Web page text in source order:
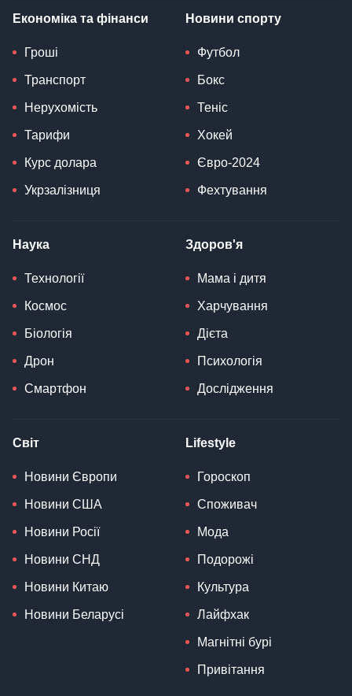
Економіка та фінанси
Гроші
Транспорт
Нерухомість
Тарифи
Курс долара
Укрзалізниця
Новини спорту
Футбол
Бокс
Теніс
Хокей
Євро-2024
Фехтування
Наука
Технології
Космос
Біологія
Дрон
Смартфон
Здоров'я
Мама і дитя
Харчування
Дієта
Психологія
Дослідження
Світ
Новини Європи
Новини США
Новини Росії
Новини СНД
Новини Китаю
Новини Беларусі
Lifestyle
Гороскоп
Споживач
Мода
Подорожі
Культура
Лайфхак
Магнітні бурі
Привітання